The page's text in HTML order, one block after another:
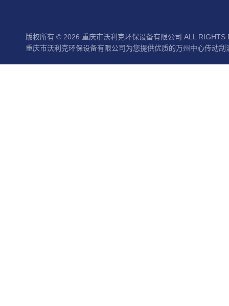
版权所有 © 2026 重庆市沃利克环保设备有限公司 ALL RIGHTS
重庆市沃利克环保设备有限公司为您提供优质的万州中心传动